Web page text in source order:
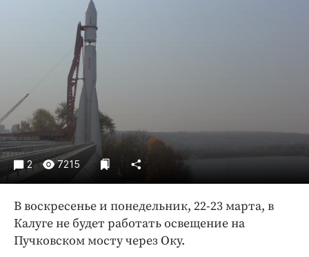
Культура
Недвижимость и ЖКХ
Образование
Общество
Погода
Праздники
Происшествия
Спорт
Экономика и бизнес
ПРОЕКТЫ
Блоги
Издания
2 7215
В воскресенье и понедельник, 22-23 марта, в
Калуге не будет работать освещение на
Пучковском мосту через Оку.